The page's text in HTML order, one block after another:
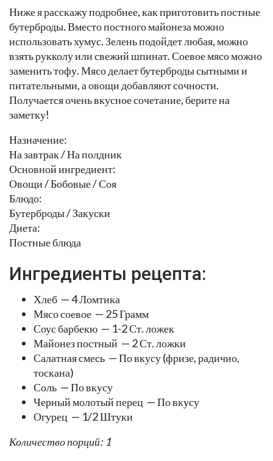
Ниже я расскажу подробнее, как приготовить постные
бутерброды. Вместо постного майонеза можно
использовать хумус. Зелень подойдет любая, можно
взять рукколу или свежий шпинат. Соевое мясо можно
заменить тофу. Мясо делает бутерброды сытными и
питательными, а овощи добавляют сочности.
Получается очень вкусное сочетание, берите на
заметку!
Назначение:
На завтрак / На полдник
Основной ингредиент:
Овощи / Бобовые / Соя
Блюдо:
Бутерброды / Закуски
Диета:
Постные блюда
Ингредиенты рецепта:
Хлеб — 4 Ломтика
Мясо соевое — 25 Грамм
Соус барбекю — 1-2 Ст. ложек
Майонез постный — 2 Ст. ложки
Салатная смесь — По вкусу (фризе, радичио,
тоскана)
Соль — По вкусу
Черный молотый перец — По вкусу
Огурец — 1/2 Штуки
Количество порций: 1